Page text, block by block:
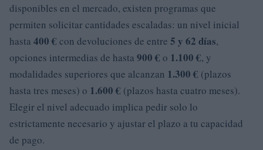
disponibles en el mercado, existen programas que
permiten solicitar cantidades escaladas: un nivel inicial
hasta 400 € con devoluciones de entre 5 y 62 días,
opciones intermedias de hasta 900 € o 1.100 €, y
modalidades superiores que alcanzan 1.300 € (plazos
hasta tres meses) o 1.600 € (plazos hasta cuatro meses).
Elegir el nivel adecuado implica pedir solo lo
estrictamente necesario y ajustar el plazo a tu capacidad
de pago.